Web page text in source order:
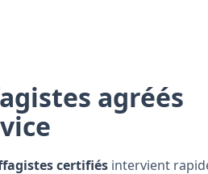
agréés
certifiés intervient